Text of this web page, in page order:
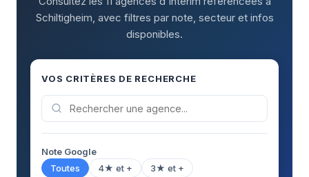
Schiltigheim, avec filtres par note, secteur et infos
disponibles.
VOS CRITÈRES DE RECHERCHE
Note Google
Toutes
4★ et +
3★ et +